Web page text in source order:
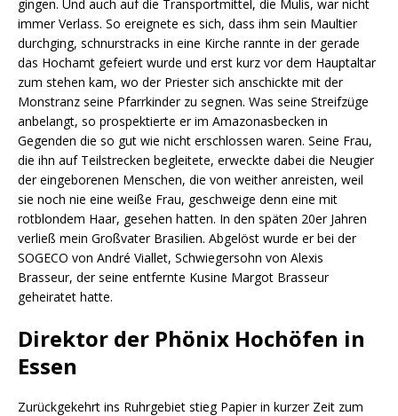
gingen. Und auch auf die Transportmittel, die Mulis, war nicht
immer Verlass. So ereignete es sich, dass ihm sein Maultier
durchging, schnurstracks in eine Kirche rannte in der gerade
das Hochamt gefeiert wurde und erst kurz vor dem Hauptaltar
zum stehen kam, wo der Priester sich anschickte mit der
Monstranz seine Pfarrkinder zu segnen. Was seine Streifzüge
anbelangt, so prospektierte er im Amazonasbecken in
Gegenden die so gut wie nicht erschlossen waren. Seine Frau,
die ihn auf Teilstrecken begleitete, erweckte dabei die Neugier
der eingeborenen Menschen, die von weither anreisten, weil
sie noch nie eine weiße Frau, geschweige denn eine mit
rotblondem Haar, gesehen hatten. In den späten 20er Jahren
verließ mein Großvater Brasilien. Abgelöst wurde er bei der
SOGECO von André Viallet, Schwiegersohn von Alexis
Brasseur, der seine entfernte Kusine Margot Brasseur
geheiratet hatte.
Direktor der Phönix Hochöfen in
Essen
Zurückgekehrt ins Ruhrgebiet stieg Papier in kurzer Zeit zum